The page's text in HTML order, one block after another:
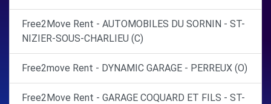
Free2Move Rent - AUTOMOBILES DU SORNIN - ST-
NIZIER-SOUS-CHARLIEU (C)
Free2move Rent - DYNAMIC GARAGE - PERREUX (O)
Free2Move Rent - GARAGE COQUARD ET FILS - ST-